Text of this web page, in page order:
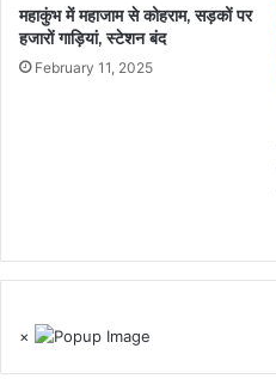
महाकुंभ में महाजाम से कोहराम, सड़कों पर
हजारों गाड़ियां, स्टेशन बंद
February 11, 2025
×